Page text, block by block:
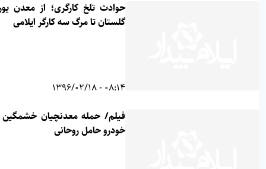
حوادث تلخ کارگری؛ از معدن یورت
گلستان تا مرگ سه کارگر ایلامی
08:14 - 1396/02/18
فیلم/ حمله معدنچیان خشمگین به
خودرو حامل روحانی